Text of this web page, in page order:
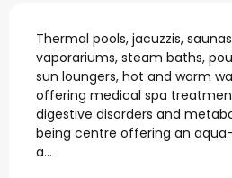
Descripción
Thermal pools, jacuzzis,
vaporariums, steam baths,
sun loungers, hot and warm
offering medical spa
digestive disorders and
being centre offering an
a...